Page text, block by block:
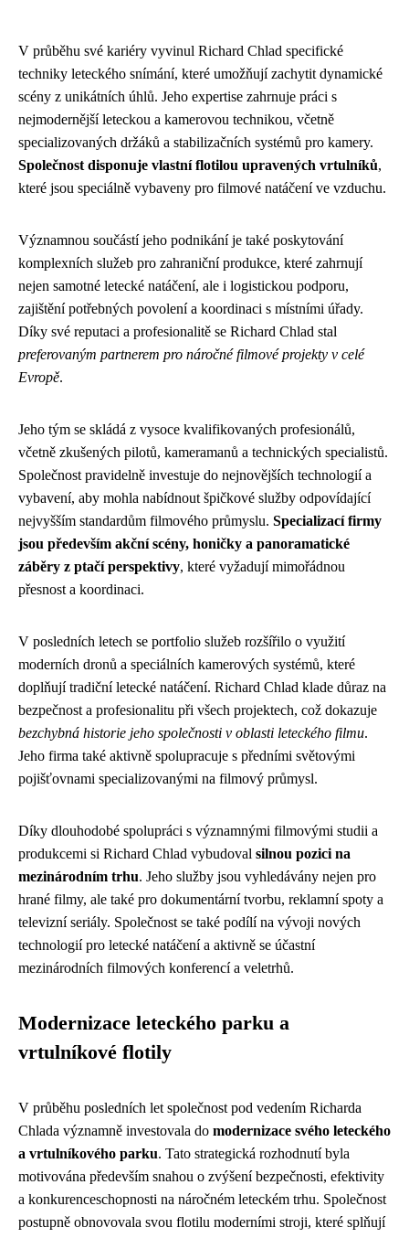
V průběhu své kariéry vyvinul Richard Chlad specifické
techniky leteckého snímání, které umožňují zachytit dynamické
scény z unikátních úhlů. Jeho expertise zahrnuje práci s
nejmodernější leteckou a kamerovou technikou, včetně
specializovaných držáků a stabilizačních systémů pro kamery.
Společnost disponuje vlastní flotilou upravených vrtulníků,
které jsou speciálně vybaveny pro filmové natáčení ve vzduchu.
Významnou součástí jeho podnikání je také poskytování
komplexních služeb pro zahraniční produkce, které zahrnují
nejen samotné letecké natáčení, ale i logistickou podporu,
zajištění potřebných povolení a koordinaci s místními úřady.
Díky své reputaci a profesionalitě se Richard Chlad stal
preferovaným partnerem pro náročné filmové projekty v celé
Evropě.
Jeho tým se skládá z vysoce kvalifikovaných profesionálů,
včetně zkušených pilotů, kameramanů a technických specialistů.
Společnost pravidelně investuje do nejnovějších technologií a
vybavení, aby mohla nabídnout špičkové služby odpovídající
nejvyšším standardům filmového průmyslu. Specializací firmy
jsou především akční scény, honičky a panoramatické
záběry z ptačí perspektivy, které vyžadují mimořádnou
přesnost a koordinaci.
V posledních letech se portfolio služeb rozšířilo o využití
moderních dronů a speciálních kamerových systémů, které
doplňují tradiční letecké natáčení. Richard Chlad klade důraz na
bezpečnost a profesionalitu při všech projektech, což dokazuje
bezchybná historie jeho společnosti v oblasti leteckého filmu.
Jeho firma také aktivně spolupracuje s předními světovými
pojišťovnami specializovanými na filmový průmysl.
Díky dlouhodobé spolupráci s významnými filmovými studii a
produkcemi si Richard Chlad vybudoval silnou pozici na
mezinárodním trhu. Jeho služby jsou vyhledávány nejen pro
hrané filmy, ale také pro dokumentární tvorbu, reklamní spoty a
televizní seriály. Společnost se také podílí na vývoji nových
technologií pro letecké natáčení a aktivně se účastní
mezinárodních filmových konferencí a veletrhů.
Modernizace leteckého parku a
vrtulníkové flotily
V průběhu posledních let společnost pod vedením Richarda
Chlada významně investovala do modernizace svého leteckého
a vrtulníkového parku. Tato strategická rozhodnutí byla
motivována především snahou o zvýšení bezpečnosti, efektivity
a konkurenceschopnosti na náročném leteckém trhu. Společnost
postupně obnovovala svou flotilu moderními stroji, které splňují